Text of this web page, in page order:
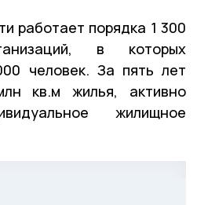
работает порядка 1 300
в которых
человек. За пять лет
кв.м жилья, активно
жилищное